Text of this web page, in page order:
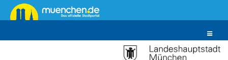
Überspringen
zum
Toggle